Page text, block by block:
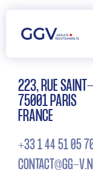
contenu
223, RUE
75001 PARIS
FRANCE
+33 1 44 51 05
CONTACT@GG-